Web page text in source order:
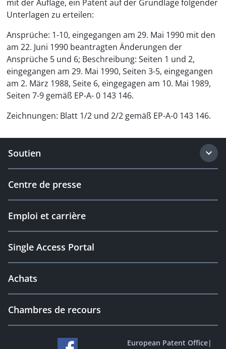
mit der Auflage, ein Patent auf der Grundlage folgender
Unterlagen zu erteilen:
Ansprüche: 1-10, eingegangen am 29. Mai 1990 mit den
am 22. Juni 1990 beantragten Änderungen der
Ansprüche 5 und 6; Beschreibung: Seiten 1 und 2,
eingegangen am 29. Mai 1990, Seiten 3-5, eingegangen
am 2. März 1988, Seite 6, eingegagen am 10. Mai 1989,
Seiten 7-9 gemäß EP-A- 0 143 146.
Zeichnungen: Blatt 1/2 und 2/2 gemäß EP-A-0 143 146.
Soutien
Centre de presse
Emploi et carrière
Single Access Portal
Achats
Chambres de recours
European Patent Office|